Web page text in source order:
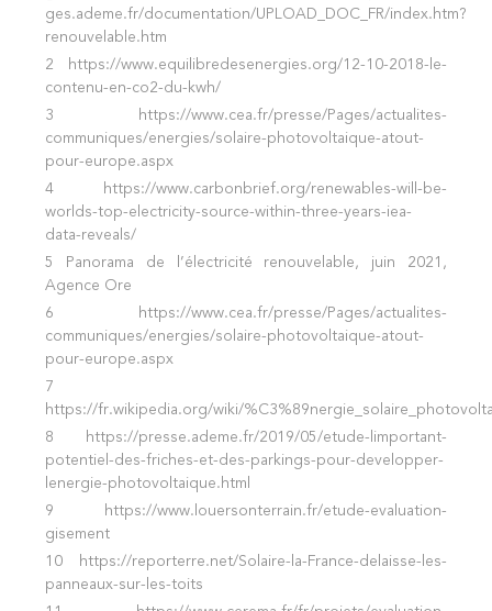
ges.ademe.fr/documentation/UPLOAD_DOC_FR/index.htm?
renouvelable.htm
2
https://www.equilibredesenergies.org/12-10-2018-le-
contenu-en-co2-du-kwh/
3
https://www.cea.fr/presse/Pages/actualites-
communiques/energies/solaire-photovoltaique-atout-
pour-europe.aspx
4
https://www.carbonbrief.org/renewables-will-be-
worlds-top-electricity-source-within-three-years-iea-
data-reveals/
5
Panorama de l’électricité renouvelable, juin 2021,
Agence Ore
6
https://www.cea.fr/presse/Pages/actualites-
communiques/energies/solaire-photovoltaique-atout-
pour-europe.aspx
7
https://fr.wikipedia.org/wiki/
8
https://presse.ademe.fr/2019/05/etude-limportant-
potentiel-des-friches-et-des-parkings-pour-developper-
lenergie-photovoltaique.html
9
https://www.louersonterrain.fr/etude-evaluation-
gisement
10
https://reporterre.net/Solaire-la-France-delaisse-les-
panneaux-sur-les-toits